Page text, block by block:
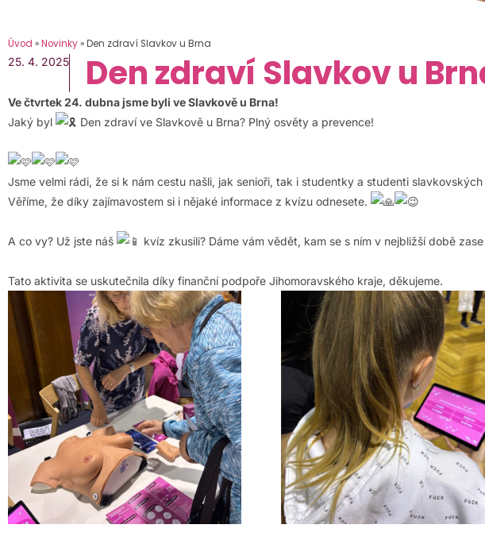
Úvod »Novinky»Den zdraví Slavkov u Brna
25. 4. 2025 Den zdraví Slavkov u
Ve čtvrtek 24. dubna jsme byli ve Slavkově u Brna!
Jaký byl
Den zdraví ve Slavkově u Brna? Plný osvěty a prevence!
Jsme velmi rádi, že si k nám cestu našli, jak senioři, tak i studentky a studenti
Věříme, že díky zajímavostem si i nějaké informace z kvízu odnesete.
A co vy? Už jste náš kvíz zkusili? Dáme vám vědět, kam se s ním v nejbližší době
Tato aktivita se uskutečnila díky finanční podpoře Jihomoravského kraje, děkujeme.